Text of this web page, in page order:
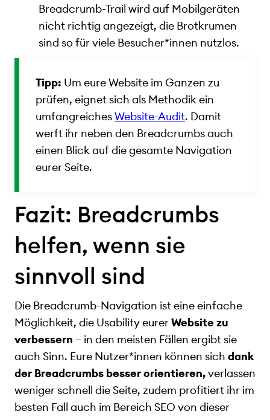
Breadcrumb-Trail wird auf Mobilgeräten
nicht richtig angezeigt, die Brotkrumen
sind so für viele Besucher*innen nutzlos.
Tipp: Um eure Website im Ganzen zu
prüfen, eignet sich als Methodik ein
umfangreichesWebsite-Audit. Damit
werft ihr neben den Breadcrumbs auch
einen Blick auf die gesamte Navigation
eurer Seite.
Fazit: Breadcrumbs
helfen, wenn sie
sinnvoll sind
Die Breadcrumb-Navigation ist eine einfache
Möglichkeit, die Usability eurerWebsite zu
verbessern – in den meisten Fällen ergibt sie
auch Sinn. Eure Nutzer*innen können sich dank
der Breadcrumbs besser orientieren,verlassen
weniger schnell die Seite, zudem profitiert ihr im
besten Fall auch im Bereich SEO von dieser